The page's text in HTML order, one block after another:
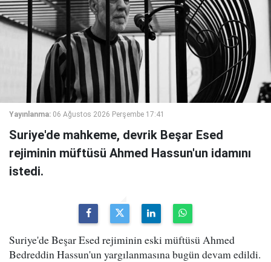
Yayınlanma: 06 Ağustos 2026 Perşembe 17:41
Suriye'de mahkeme, devrik Beşar Esed
rejiminin müftüsü Ahmed Hassun'un idamını
istedi.
Suriye'de Beşar Esed rejiminin eski müftüsü Ahmed
Bedreddin Hassun'un yargılanmasına bugün devam edildi.